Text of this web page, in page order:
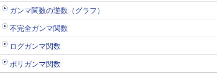
ガンマ関数の逆数（グラフ）
不完全ガンマ関数
ログガンマ関数
ポリガンマ関数